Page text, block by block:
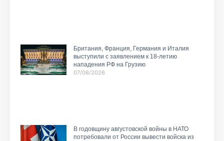
Британия, Франция, Германия и Италия
выступили с заявлением к 18-летию
нападения РФ на Грузию
07/08/2026
В годовщину августовской войны в НАТО
потребовали от России вывести войска из